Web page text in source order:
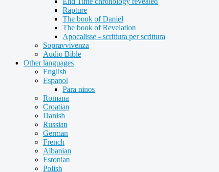
Rapture
The book of Daniel
The book of Revelation
Apocalisse - scrittura per scrittura
Sopravvivenza
Audio Bible
Other languages
English
Espanol
Para ninos
Romana
Croatian
Danish
Russian
German
French
Albanian
Estonian
Polish